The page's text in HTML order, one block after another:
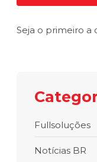
Seja o primeiro a
Fullsoluções
Notícias BR